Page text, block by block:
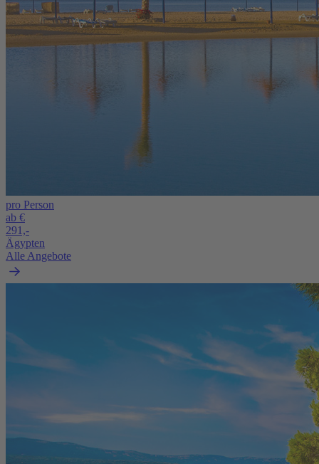
pro Person
ab €
291,-
Ägypten
Alle Angebote